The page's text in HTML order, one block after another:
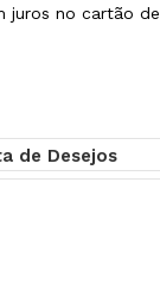
juros no cartão de
de Desejos